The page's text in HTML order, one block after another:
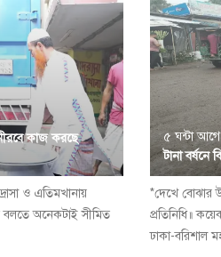
কাজ করছে
ও এতিমখানায়
অনেকটাই সীমিত
৫ ঘন্টা আগে
টানা বর্ষনে
*দেখে বোঝার
প্রতিনিধি॥
ঢাকা-বরিশাল